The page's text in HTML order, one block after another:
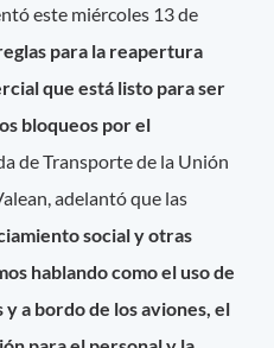
este miércoles 13 de
para la reapertura
que está listo para ser
bloqueos por el
de Transporte de la Unión
adelantó que las
social y otras
hablando como el uso de
a bordo de los aviones, el